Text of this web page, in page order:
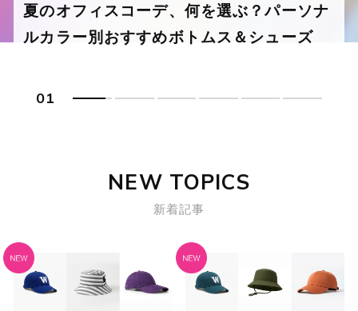
夏のオフィスコーデ、何を選ぶ？パーソナ
ルカラー別おすすめボトムス＆シューズ
パーソナルカラーで印象管理！差が出るメ
ンズ・ビジネスカジュアル
パーソナルカラー別シアージャケットの選
び方と着こなし術
似合う色から選ぶ父の日ギフト
パーソナルカラーで選ぶ、夏のメンズビジ
ネスカジュアル
パーソナルカラーの基本と似合う青
02
NEW TOPICS
新着記事